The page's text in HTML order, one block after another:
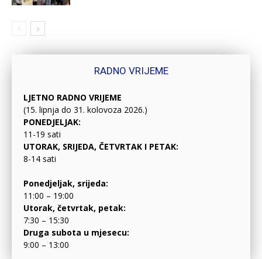
RADNO VRIJEME
LJETNO RADNO VRIJEME
(15. lipnja do 31. kolovoza 2026.)
PONEDJELJAK:
11-19 sati
UTORAK, SRIJEDA, ČETVRTAK I PETAK:
8-14 sati
Ponedjeljak, srijeda:
11:00 – 19:00
Utorak, četvrtak, petak:
7:30 – 15:30
Druga subota u mjesecu:
9:00 – 13:00